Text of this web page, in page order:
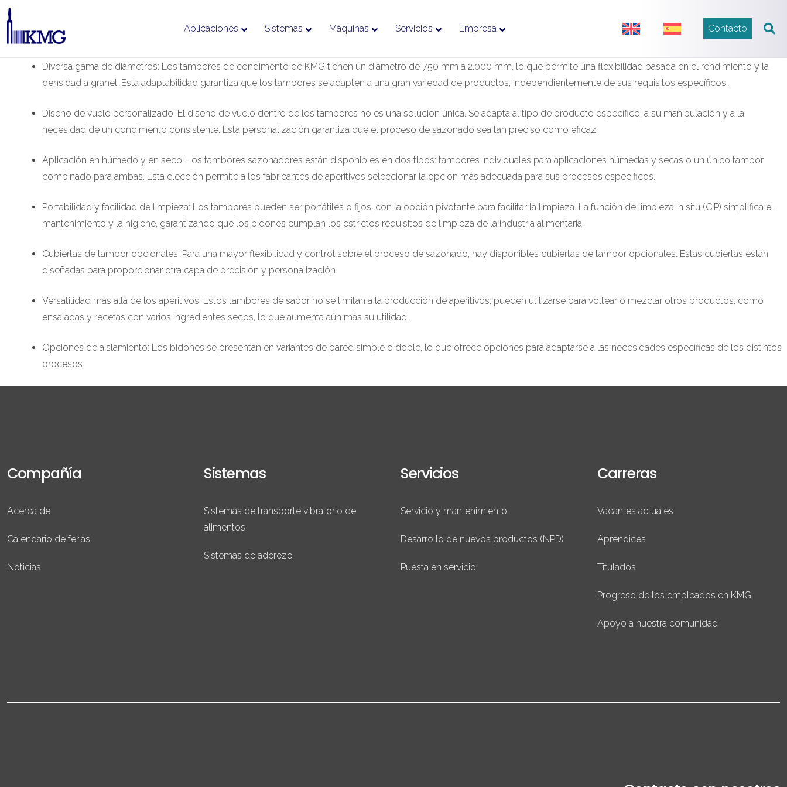
Aplicaciones Sistemas Máquinas Servicios Empresa Contacto
Diversa gama de diámetros: Los tambores de condimento de KMG tienen un diámetro de 750 mm a 2.000 mm, lo que permite una flexibilidad basada en el rendimiento y la
densidad a granel. Esta adaptabilidad garantiza que los tambores se adapten a una gran variedad de productos, independientemente de sus requisitos específicos.
Diseño de vuelo personalizado: El diseño de vuelo dentro de los tambores no es una solución única. Se adapta al tipo de producto específico, a su manipulación y a la
necesidad de un condimento consistente. Esta personalización garantiza que el proceso de sazonado sea tan preciso como eficaz.
Aplicación en húmedo y en seco: Los tambores sazonadores están disponibles en dos tipos: tambores individuales para aplicaciones húmedas y secas o un único tambor
combinado para ambas. Esta elección permite a los fabricantes de aperitivos seleccionar la opción más adecuada para sus procesos específicos.
Portabilidad y facilidad de limpieza: Los tambores pueden ser portátiles o fijos, con la opción pivotante para facilitar la limpieza. La función de limpieza in situ (CIP) simplifica el
mantenimiento y la higiene, garantizando que los bidones cumplan los estrictos requisitos de limpieza de la industria alimentaria.
Cubiertas de tambor opcionales: Para una mayor flexibilidad y control sobre el proceso de sazonado, hay disponibles cubiertas de tambor opcionales. Estas cubiertas están
diseñadas para proporcionar otra capa de precisión y personalización.
Versatilidad más allá de los aperitivos: Estos tambores de sabor no se limitan a la producción de aperitivos; pueden utilizarse para voltear o mezclar otros productos, como
ensaladas y recetas con varios ingredientes secos, lo que aumenta aún más su utilidad.
Opciones de aislamiento: Los bidones se presentan en variantes de pared simple o doble, lo que ofrece opciones para adaptarse a las necesidades específicas de los distintos
procesos.
Compañía
Acerca de
Calendario de ferias
Noticias
Sistemas
Sistemas de transporte vibratorio de
alimentos
Sistemas de aderezo
Servicios
Servicio y mantenimiento
Desarrollo de nuevos productos (NPD)
Puesta en servicio
Carreras
Vacantes actuales
Aprendices
Titulados
Progreso de los empleados en KMG
Apoyo a nuestra comunidad